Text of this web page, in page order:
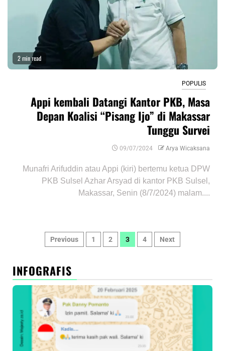
2 min read
POPULIS
Appi kembali Datangi Kantor PKB, Masa
Depan Koalisi “Pisang Ijo” di Makassar
Tunggu Survei
09/07/2024 Arya Wicaksana
Munafri Arifuddin atau Appi (kiri) bertemu ketua DPW
PKB Sulsel Azhar Arsyad di kantor PKB Sulsel,
Makassar, Senin (8/7/2024) malam....
Paginasi
Previous 1 2 3 4 Next
INFOGRAFIS